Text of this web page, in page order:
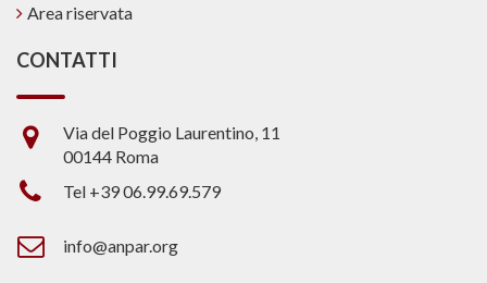
Area riservata
CONTATTI
Via del Poggio Laurentino, 11
00144 Roma
Tel +39 06.99.69.579
info@anpar.org